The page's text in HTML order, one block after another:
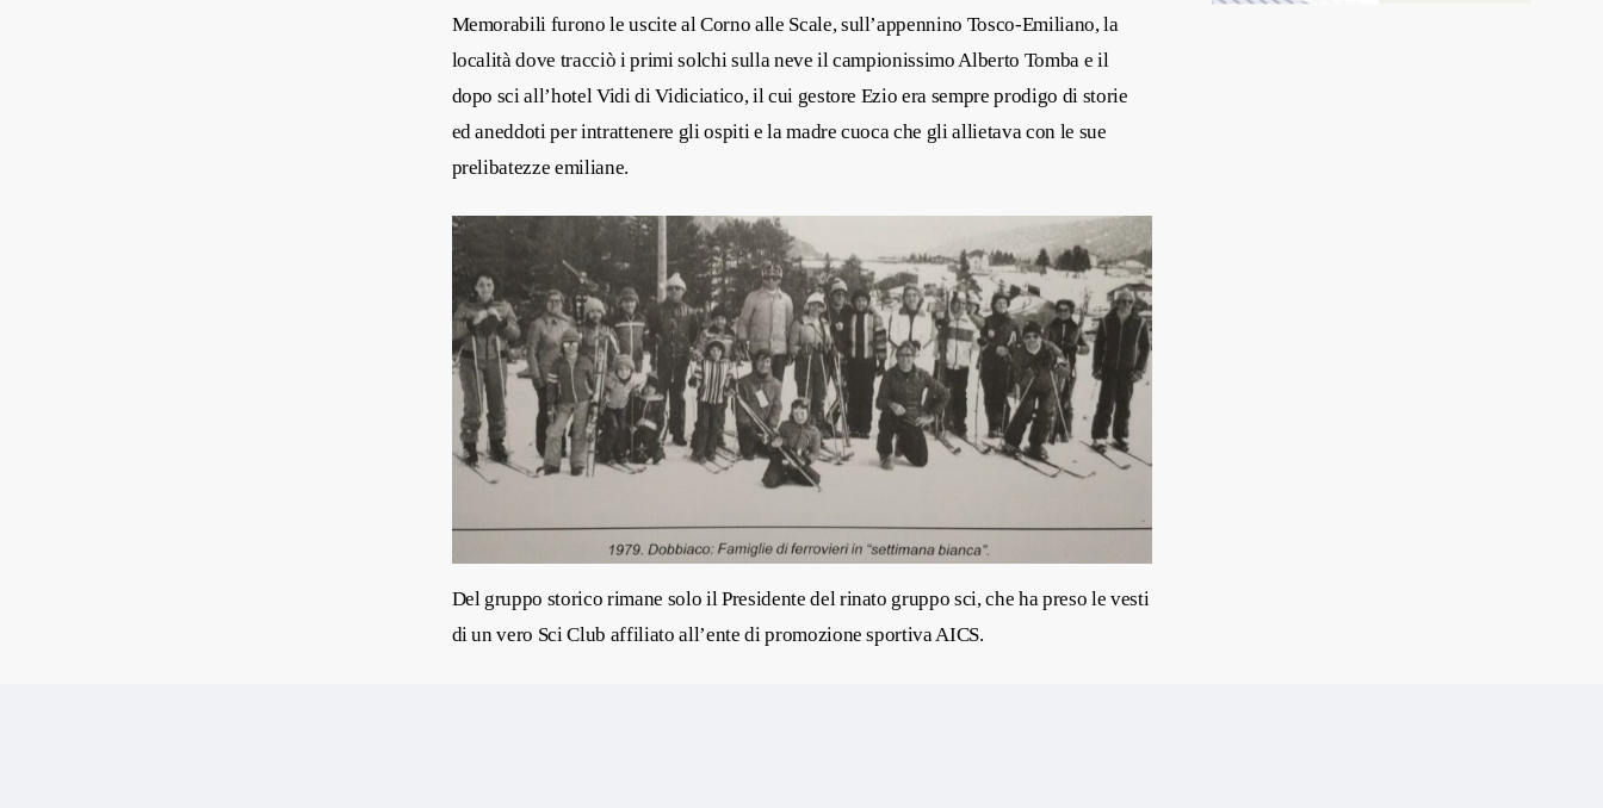
Memorabili furono le uscite al Corno alle Scale, sull’appennino Tosco-Emiliano, la
località dove tracciò i primi solchi sulla neve il campionissimo Alberto Tomba e il
dopo sci all’hotel Vidi di Vidiciatico, il cui gestore Ezio era sempre prodigo di storie
ed aneddoti per intrattenere gli ospiti e la madre cuoca che gli allietava con le sue
prelibatezze emiliane.
Del gruppo storico rimane solo il Presidente del rinato gruppo sci, che ha preso le vesti
di un vero Sci Club affiliato all’ente di promozione sportiva AICS.